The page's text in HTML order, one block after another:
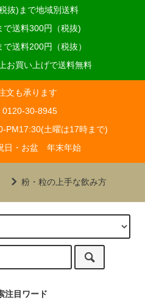
抜)まで地域別送料
で送料300円（税抜)
送料200円（税抜）
お買い上げで送料無料
文も承ります
0120-30-8945
PM17:30(土曜は17時まで)
日・お盆 年末年始
粉・粒の上手な飲み方
注目ワード